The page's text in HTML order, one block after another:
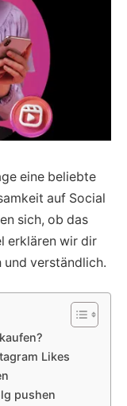
eine beliebte
auf Social
sich, ob das
erklären wir dir
und verständlich.
Likes
pushen